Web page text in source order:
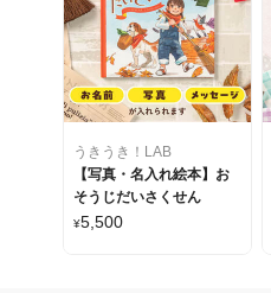
うきうき！LAB
【写真・名入れ絵本】お
そうじだいさくせん
¥5,500